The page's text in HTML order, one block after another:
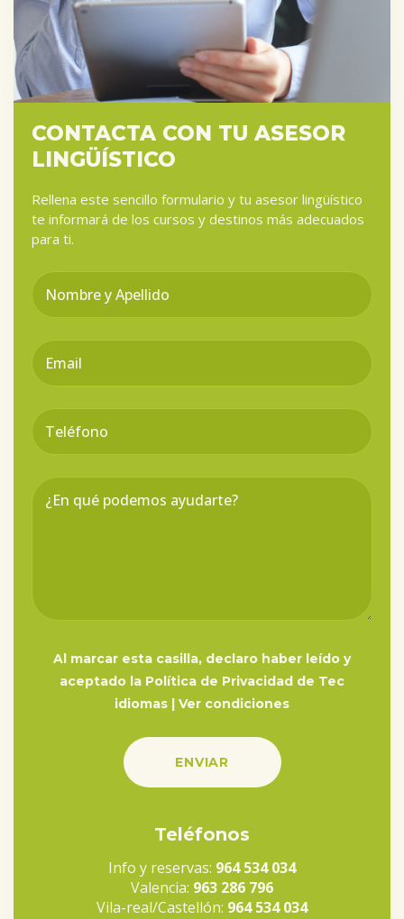
CONTACTA CON TU ASESOR
LINGÜÍSTICO
Rellena este sencillo formulario y tu asesor lingüístico
te informará de los cursos y destinos más adecuados
para ti.
Al marcar esta casilla, declaro haber leído y
aceptado la Política de Privacidad de Tec
idiomas | Ver condiciones
Teléfonos
Info y reservas: 964 534 034
Valencia: 963 286 796
Vila-real/Castellón: 964 534 034